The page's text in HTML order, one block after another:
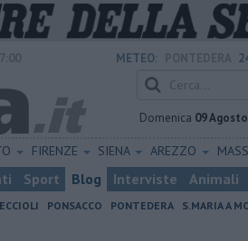
METEO:
Domenica 09
FIRENZE SIENA AREZZO
Sport Blog Interviste Animali
PONSACCO PONTEDERA S.MARIA A